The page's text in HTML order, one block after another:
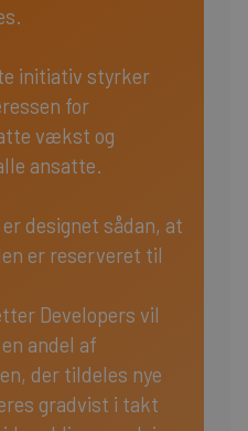
initiativ styrker
for
vækst og
ansatte.
designet sådan, at
er reserveret til
Developers vil
andel af
der tildeles nye
gradvist i takt